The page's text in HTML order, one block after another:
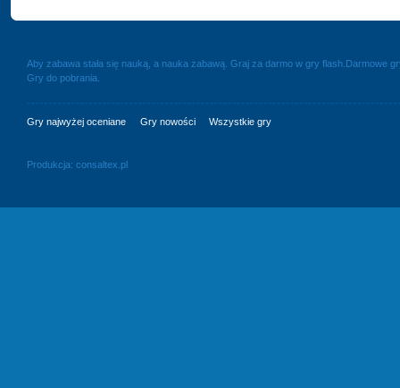
Aby zabawa stała się nauką, a nauka zabawą. Graj za darmo w gry
Gry do pobrania.
Gry najwyżej oceniane Gry nowości Wszystkie gry
Produkcja: consaltex.pl